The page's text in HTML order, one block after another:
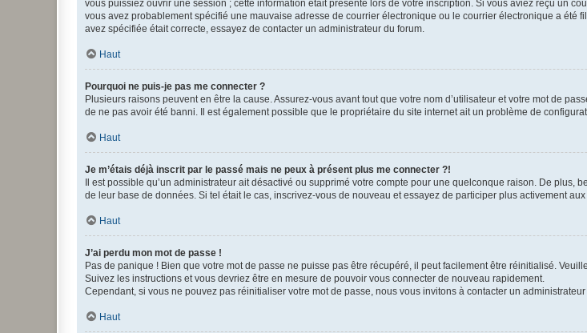
vous puissiez ouvrir une session ; cette information était présente lors de votre inscription. Si vous aviez reçu un
vous avez probablement spécifié une mauvaise adresse de courrier électronique ou le courrier électronique a été
avez spécifiée était correcte, essayez de contacter un administrateur du forum.
Haut
Pourquoi ne puis-je pas me connecter ?
Plusieurs raisons peuvent en être la cause. Assurez-vous avant tout que votre nom d’utilisateur et votre mot de
de ne pas avoir été banni. Il est également possible que le propriétaire du site internet ait un problème de
Haut
Je m’étais déjà inscrit par le passé mais ne peux à présent plus me connecter ?!
Il est possible qu’un administrateur ait désactivé ou supprimé votre compte pour une quelconque raison. De
de leur base de données. Si tel était le cas, inscrivez-vous de nouveau et essayez de participer plus activement aux
Haut
J’ai perdu mon mot de passe !
Pas de panique ! Bien que votre mot de passe ne puisse pas être récupéré, il peut facilement être réinitialisé.
Suivez les instructions et vous devriez être en mesure de pouvoir vous connecter de nouveau rapidement.
Cependant, si vous ne pouvez pas réinitialiser votre mot de passe, nous vous invitons à contacter un administrateur
Haut